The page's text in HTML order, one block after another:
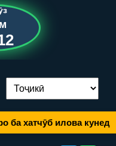
Иваз кардани забон:
ба хатчӯб илова кунед